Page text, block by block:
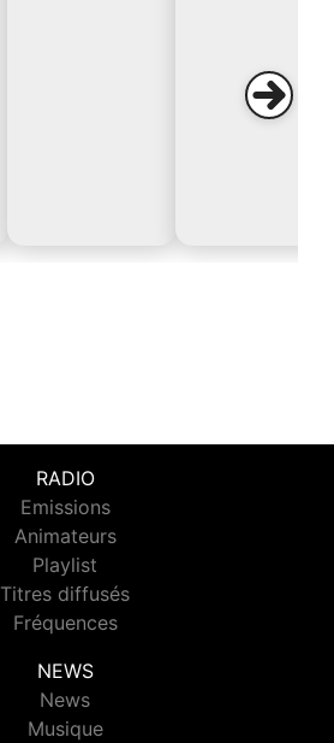
RADIO
Emissions
Animateurs
Playlist
Titres diffusés
Fréquences
NEWS
News
Musique